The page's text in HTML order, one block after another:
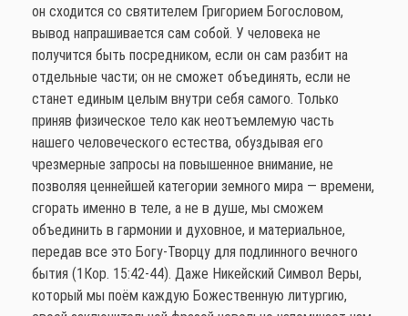
он сходится со святителем Григорием Богословом,
вывод напрашивается сам собой. У человека не
получится быть посредником, если он сам разбит на
отдельные части; он не сможет объединять, если не
станет единым целым внутри себя самого. Только
приняв физическое тело как неотъемлемую часть
нашего человеческого естества, обуздывая его
чрезмерные запросы на повышенное внимание, не
позволяя ценнейшей категории земного мира — времени,
сгорать именно в теле, а не в душе, мы сможем
объединить в гармонии и духовное, и материальное,
передав все это Богу-Творцу для подлинного вечного
бытия (1Кор. 15:42-44). Даже Никейский Символ Веры,
который мы поём каждую Божественную литургию,